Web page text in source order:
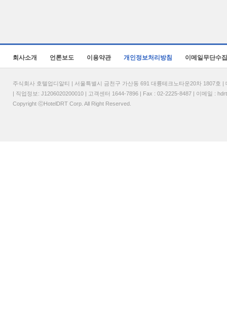
회사소개 언론보도 이용약관 개인정보처리방침 이메일무단수
주식회사 호텔업디알티 | 서울특별시 금천구 가산동 691 대륭테크노타운20차 1807
| 직업정보: J1206020200010 | 고객센터 1644-7896 | Fax : 02-2225-8487 | 이메일 :
Copyright ⓒHotelDRT Corp. All Right Reserved.